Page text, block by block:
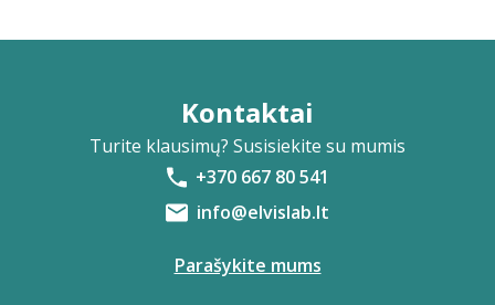
Kontaktai
Turite klausimų? Susisiekite su mumis
+370 667 80 541
info@elvislab.lt
Parašykite mums